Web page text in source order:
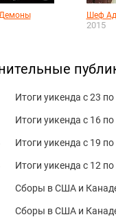
Шеф
2015
Итоги уикенда с 23
Итоги уикенда с 16
Итоги уикенда с 19
Итоги уикенда с 12
Сборы в США и Канаде
Сборы в США и Канаде